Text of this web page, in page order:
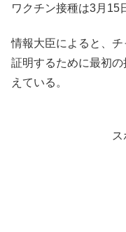
ワクチン接種は3月15
情報大臣によると、
証明するために最初
えている。